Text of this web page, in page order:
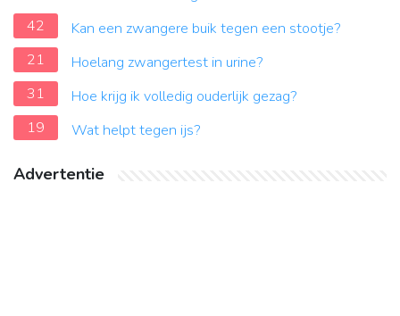
42
Kan een zwangere buik tegen een stootje?
21
Hoelang zwangertest in urine?
31
Hoe krijg ik volledig ouderlijk gezag?
19
Wat helpt tegen ijs?
Advertentie